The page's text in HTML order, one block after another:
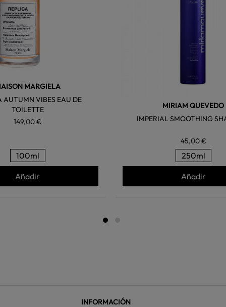
MARGIELA
AUTUMN VIBES EAU DE
TOILETTE
149,00 €
100ml
Añadir
MIRIAM QUEVEDO
IMPERIAL SMOOTHING
45,00 €
250ml
Añadir
INFORMACIÓN